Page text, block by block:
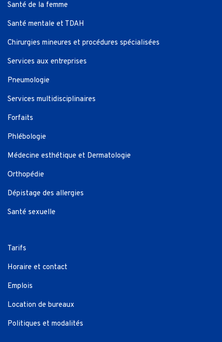
Santé de la femme
Santé mentale et TDAH
Chirurgies mineures et procédures spécialisées
Services aux entreprises
Pneumologie
Services multidisciplinaires
Forfaits
Phlébologie
Médecine esthétique et Dermatologie
Orthopédie
Dépistage des allergies
Santé sexuelle
Tarifs
Horaire et contact
Emplois
Location de bureaux
Politiques et modalités